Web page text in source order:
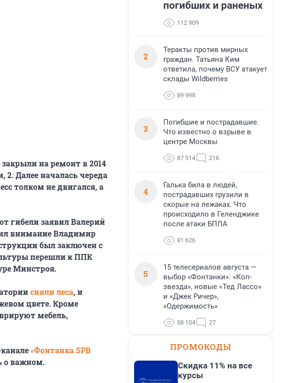
на ремонт в 2014
2. Далее началась череда
толком не двигался, а
гибели заявил Валерий
внимание Владимир
был заключен с
перешли к ППК
Минстроя.
сняли леса, и
цвете. Кроме
мебель,
«Фонтанка SPB
о важном.
погибших и раненых
112 909
2
Теракты против мирных
граждан. Татьяна Ким
ответила, почему ВСУ атакует
склады Wildberries
89 998
3
Погибшие и пострадавшие.
Что известно о взрыве в
центре Москвы
87 514 216
4
Галька била в людей,
пострадавших грузили в
скорые на лежаках. Что
происходило в Геленджике
после атаки БПЛА
81 626
5
15 телесериалов августа —
выбор «Фонтанки»: «Коп-
звезда», новые «Тед Лассо»
и «Джек Ричер»,
«Одержимость»
58 104 27
ПРОМОКОДЫ
Скидка 11% на все
курсы